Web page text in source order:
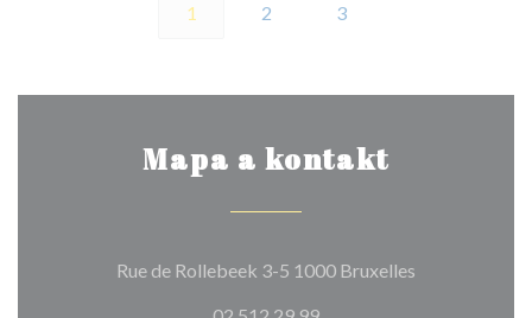
1 2 3
Mapa a kontakt
Rue de Rollebeek 3-5 1000 Bruxelles